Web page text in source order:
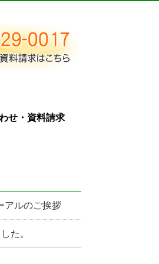
せ・資料請求
アルのご挨拶
た。